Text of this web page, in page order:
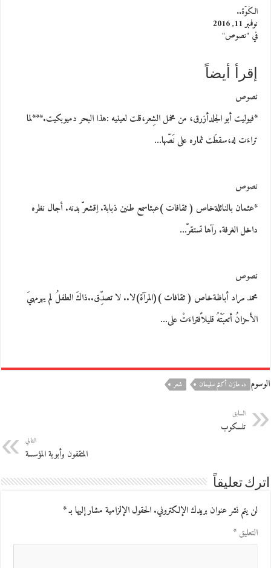
الكُوَّة..
نوفمبر 11, 2016
في "نصوص"
إقرأ أيضاً
نصوص
*فيوليت أبو الجلدأزرق، من مخمل الشِعر،قلت لعينيه :هذا البحر دميوبكيت.***لما
تراءَت له،سقطَت ثماره على نَصّها…
نصوص
*عثمان بالنائلةخاص ( ثقافات )عبثاسمع طنين ذبابة. اِقشعرّ بدنه. أجال نظره
داخل الغرفة. رآها تستقرّ…
نصوص
محمد مراد أباظةخاص ( ثقافات )(المرآة)لا.. لا تصدِّق..ذاكَ الطفلُ لم يهرمهيَ
الأحزانُ أتعبَتْهُ قليلاًفتراءَتْ على…
الوسوم د. مازن أكثم سليمان شعر
السابق
تلسكوب
التالي
المثقفون وأبوية المؤسسة
اترك تعليقاً
لن يتم نشر عنوان بريدك الإلكتروني.الحقول الإلزامية مشار إليها بـ*
التعليق*